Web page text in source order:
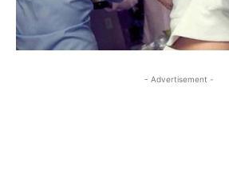
- Advertisement -